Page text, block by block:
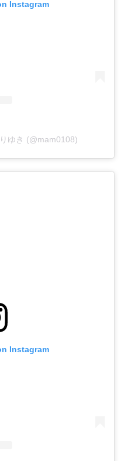
Instagram
ゆき (@mam0108)
Instagram